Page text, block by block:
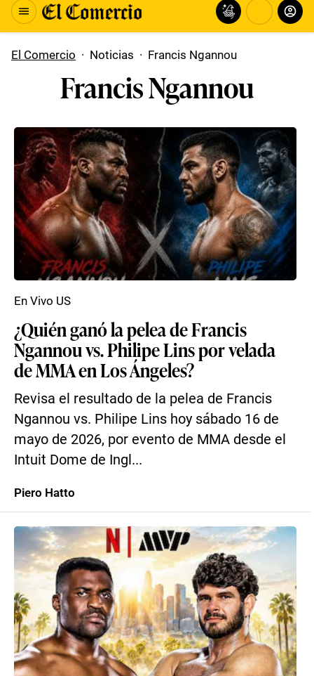
El Comercio · Noticias · Francis Ngannou
Francis Ngannou
¿Quién ganó la pelea de Francis
Ngannou vs. Philipe Lins por velada
de MMA en Los Ángeles?
Revisa el resultado de la pelea de Francis
Ngannou vs. Philipe Lins hoy sábado 16 de
mayo de 2026, por evento de MMA desde el
Intuit Dome de Ingl...
En Vivo US
Piero Hatto